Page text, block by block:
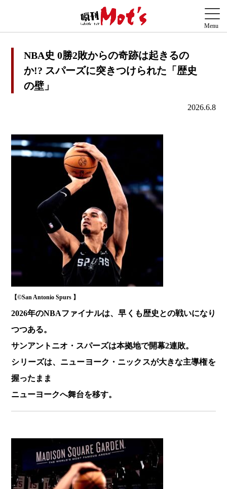
NBA史 0勝2敗からの奇跡は起きるの
か!? スパーズに突きつけられた「歴史
の壁」
2026.6.8
【©️San Antonio Spurs 】
2026年のNBAファイナルは、早くも歴史との戦いになり
つつある。
サンアントニオ・スパーズは本拠地で開幕2連敗。
シリーズは、ニューヨーク・ニックスが大きな主導権を
握ったまま
ニューヨークへ舞台を移す。